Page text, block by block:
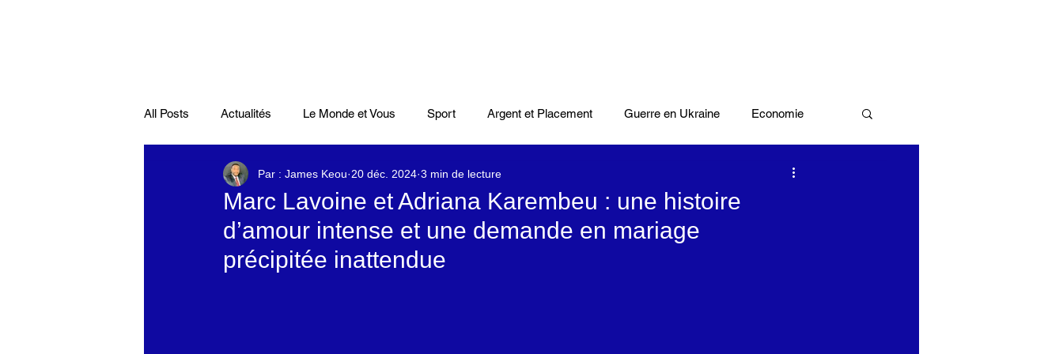
All Posts Actualités Le Monde et Vous Sport Argent et Placement Guerre en Ukraine Economie
économie française Cinéma Scènes
Musiques Science Podcasts Mode Coupe du monde Rugby Lybie Jeux olympiques Paris 2024
Marc Lavoine et Adriana Karembeu : une histoire
d’amour intense et une demande en mariage
précipitée inattendue
Par : James Keou 20 déc. 2024 3 min de lecture